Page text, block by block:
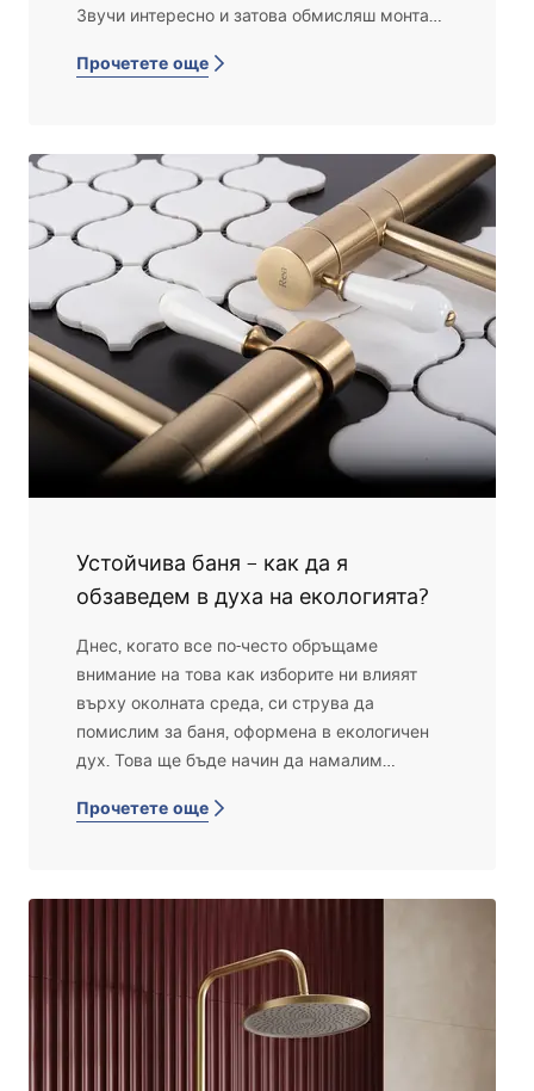
Звучи интересно и затова обмисляш монтаж
това решение и как да уредиш мечтаното
Прочетете още
Устойчива баня – как да я
обзаведем в духа на екологията?
Днес, когато все по-често обръщаме
внимание на това как изборите ни влияят
върху околната среда, си струва да
помислим за баня, оформена в екологичен
дух. Това ще бъде начин да намалим
Как да създадем пространство, което е
Прочетете още